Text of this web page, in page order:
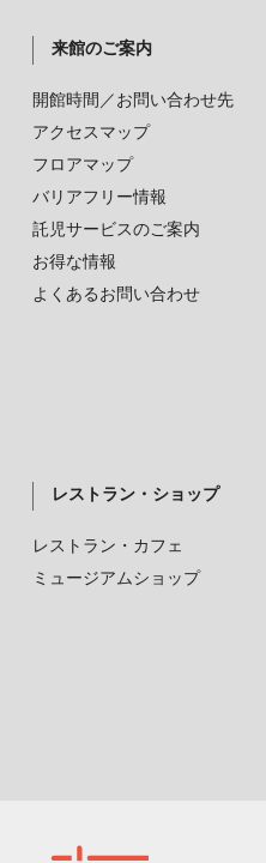
来館のご案内
開館時間／お問い合わせ先
アクセスマップ
フロアマップ
バリアフリー情報
託児サービスのご案内
お得な情報
よくあるお問い合わせ
レストラン・ショップ
レストラン・カフェ
ミュージアムショップ